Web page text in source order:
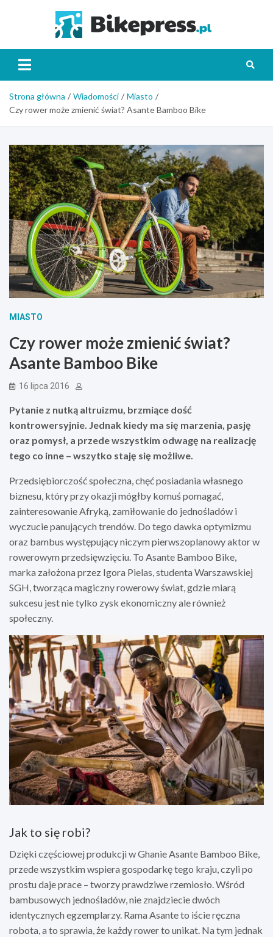
Strona główna Wiadomości
Miasto
Czy rower może zmienić świat? Asante Bamboo Bike
MIASTO
Czy rower może zmienić świat?
Asante Bamboo Bike
16 lipca 2016
Pytanie z nutką altruizmu, brzmiące dość
kontrowersyjnie. Jednak kiedy ma się marzenia, pasję
oraz pomysł, a przede wszystkim odwagę na realizację
tego co inne – wszytko staję się możliwe.
Przedsiębiorczość społeczna, chęć posiadania własnego
biznesu, który przy okazji mógłby komuś pomagać,
zainteresowanie Afryką, zamiłowanie do jednośladów i
wyczucie panujących trendów. Do tego dawka optymizmu
oraz bambus występujący niczym pierwszoplanowy aktor w
rowerowym przedsięwzięciu. To Asante Bamboo Bike,
marka założona przez Igora Pielas, studenta Warszawskiej
SGH, tworząca magiczny rowerowy świat, gdzie miarą
sukcesu jest nie tylko zysk ekonomiczny ale również
społeczny.
Jak to się robi?
Dzięki częściowej produkcji w Ghanie Asante Bamboo Bike,
przede wszystkim wspiera gospodarkę tego kraju, czyli po
prostu daje prace – tworzy prawdziwe rzemiosło. Wśród
bambusowych jednośladów, nie znajdziecie dwóch
identycznych egzemplarzy. Rama Asante to iście ręczna
robota, a to sprawia, że każdy rower to unikat. Na tym jednak